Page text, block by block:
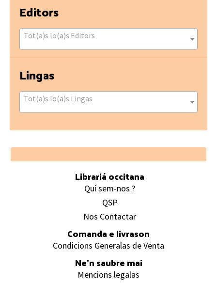
Editors
Tot(a)s lo(a)s Editors
Lingas
Tot(a)s lo(a)s Lingas
Footer
Librariá occitana
Quí sem-nos ?
QSP
Nos Contactar
Comanda e livrason
Condicions Generalas de Venta
Ne’n saubre mai
Mencions legalas